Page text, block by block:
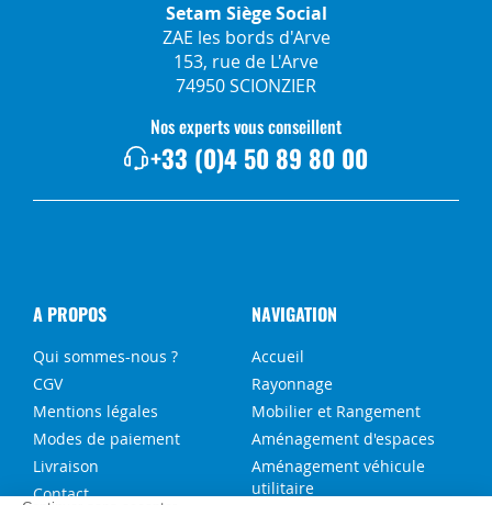
Setam Siège Social
ZAE les bords d'Arve
153, rue de L'Arve
74950 SCIONZIER
Nos experts vous conseillent
+33 (0)4 50 89 80 00
A PROPOS
Qui sommes-nous ?
CGV
Mentions légales
Modes de paiement
Livraison
Contact
NAVIGATION
Accueil
Rayonnage
Mobilier et Rangement
Aménagement d'espaces
Aménagement véhicule
utilitaire